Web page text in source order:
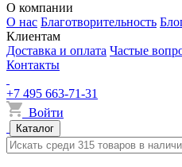
О компании
О нас Благотворительность
Клиентам
Доставка и оплата Частые
Контакты
+7 495 663-71-31
Войти
Каталог